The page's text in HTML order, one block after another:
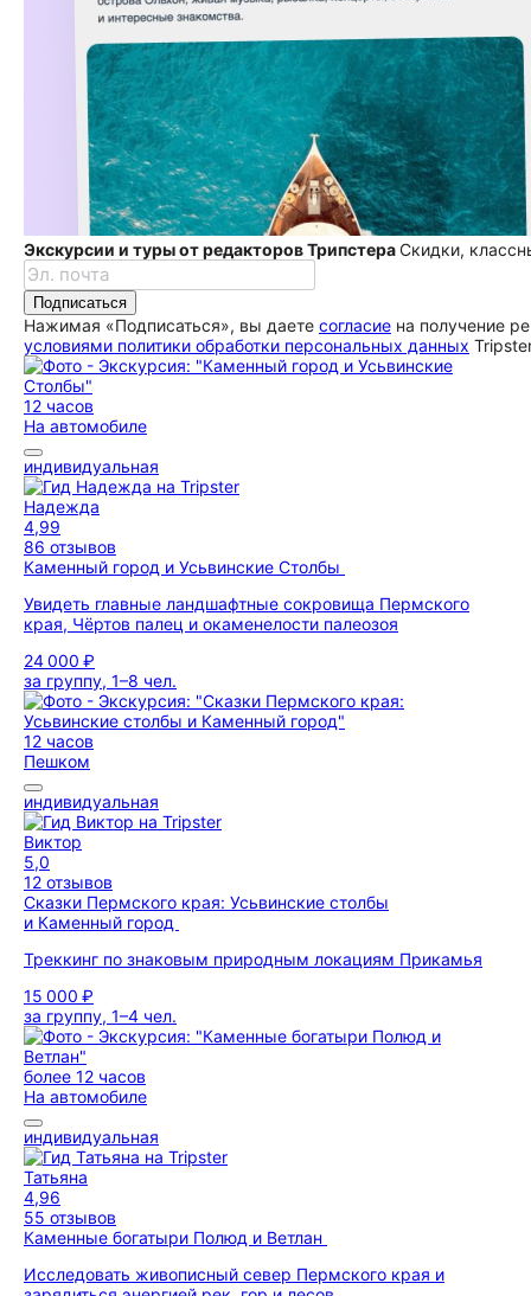
Экскурсии и туры от редакторов ТрипстераСкидки,
Подписаться
Нажимая «Подписаться», вы даете согласие на получение
условиями политики обработки персональных данных
12 часов
На автомобиле
индивидуальная
Надежда
4,99
86 отзывов
Каменный город и Усьвинские Столбы
Увидеть главные ландшафтные сокровища Пермского
края, Чёртов палец и окаменелости палеозоя
24 000 ₽
за группу, 1–8 чел.
12 часов
Пешком
индивидуальная
Виктор
5,0
12 отзывов
Сказки Пермского края: Усьвинские столбы
и Каменный город
Треккинг по знаковым природным локациям Прикамья
15 000 ₽
за группу, 1–4 чел.
более 12 часов
На автомобиле
индивидуальная
Татьяна
4,96
55 отзывов
Каменные богатыри Полюд и Ветлан
Исследовать живописный север Пермского края и